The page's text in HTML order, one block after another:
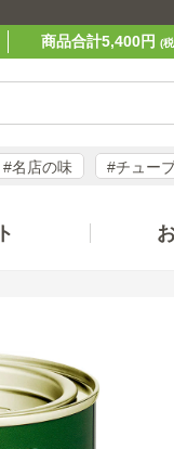
商品合計5,400円 (
#名店の味 #チュー